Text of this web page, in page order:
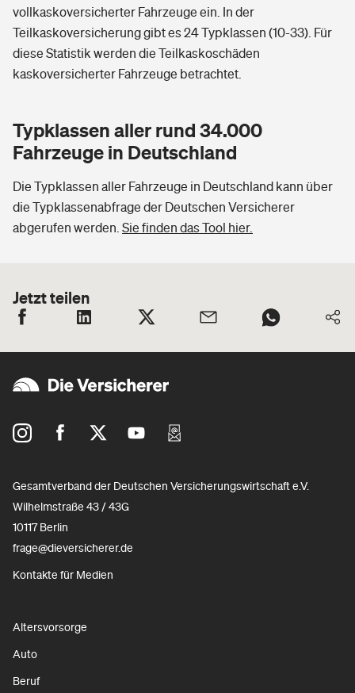
vollkaskoversicherter Fahrzeuge ein. In der
Teilkaskoversicherung gibt es 24 Typklassen (10-33). Für
diese Statistik werden die Teilkaskoschäden
kaskoversicherter Fahrzeuge betrachtet.
Typklassen aller rund 34.000
Fahrzeuge in Deutschland
Die Typklassen aller Fahrzeuge in Deutschland kann über
die Typklassenabfrage der Deutschen Versicherer
abgerufen werden. Sie finden das Tool hier.
Jetzt teilen
Gesamtverband der Deutschen Versicherungswirtschaft e.V.
Wilhelmstraße 43 / 43G
10117 Berlin
frage@dieversicherer.de
Kontakte für Medien
Altersvorsorge
Auto
Beruf